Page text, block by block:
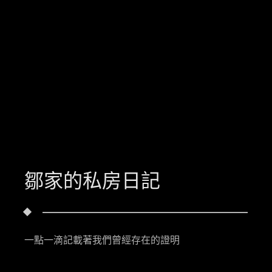
鄒家的私房日記
一點一滴記載著我們曾經存在的證明